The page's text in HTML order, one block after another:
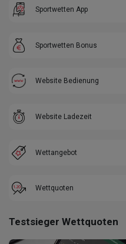
Sportwetten App
Sportwetten Bonus
Website Bedienung
Website Ladezeit
Wettangebot
Wettquoten
Testsieger Wettquoten